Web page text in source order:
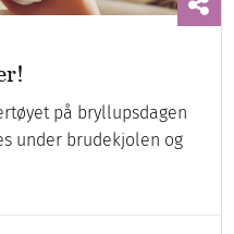
på bryllupsdagen
under brudekjolen og